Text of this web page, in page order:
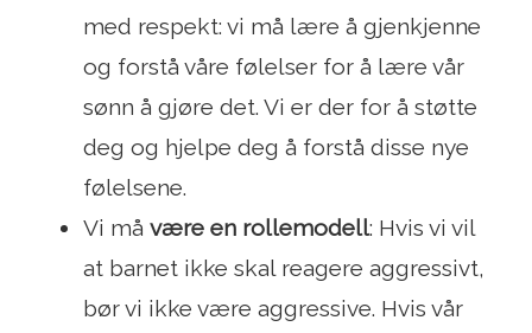
med respekt: ​​vi må lære å gjenkjenne
og forstå våre følelser for å lære vår
sønn å gjøre det. Vi er der for å støtte
deg og hjelpe deg å forstå disse nye
følelsene.
Vi må være en rollemodell: Hvis vi vil
at barnet ikke skal reagere aggressivt,
bør vi ikke være aggressive. Hvis vår